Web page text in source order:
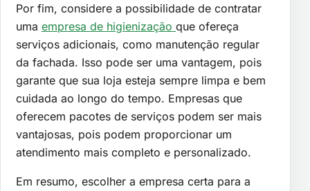
Por fim, considere a possibilidade de contratar
uma empresa de higienização que ofereça
serviços adicionais, como manutenção regular
da fachada. Isso pode ser uma vantagem, pois
garante que sua loja esteja sempre limpa e bem
cuidada ao longo do tempo. Empresas que
oferecem pacotes de serviços podem ser mais
vantajosas, pois podem proporcionar um
atendimento mais completo e personalizado.
Em resumo, escolher a empresa certa para a